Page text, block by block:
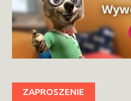
ZAPROSZENIE